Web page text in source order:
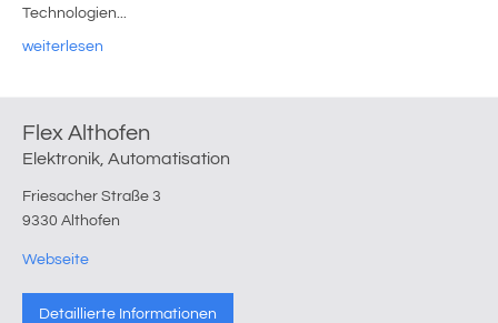
Technologien...
weiterlesen
Flex Althofen
Elektronik, Automatisation
Friesacher Straße 3
9330 Althofen
Webseite
Detaillierte Informationen